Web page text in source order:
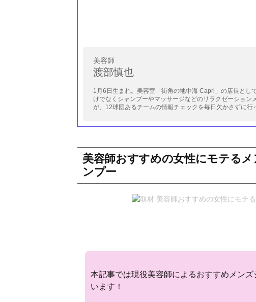
美容師
渡部慎也
1月6日生まれ。美容室「街角の地中海 Capri」の店長と
けでなくシャンプーやマッサージなどのリラクゼーショ
が、12球団あるチームの情報チェックを毎日欠かさずに行
美容師おすすめの女性にモテる
ンプー
本記事では現役美容師によるおすすめメン
います！